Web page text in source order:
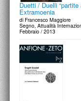
Duetti / Duelli
Extramoenia
di Francesco Maggiore
Segno, Attualità
Febbraio / 2013